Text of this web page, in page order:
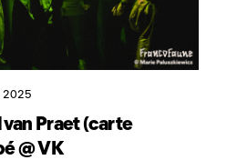
2025
Praet (carte
@ VK